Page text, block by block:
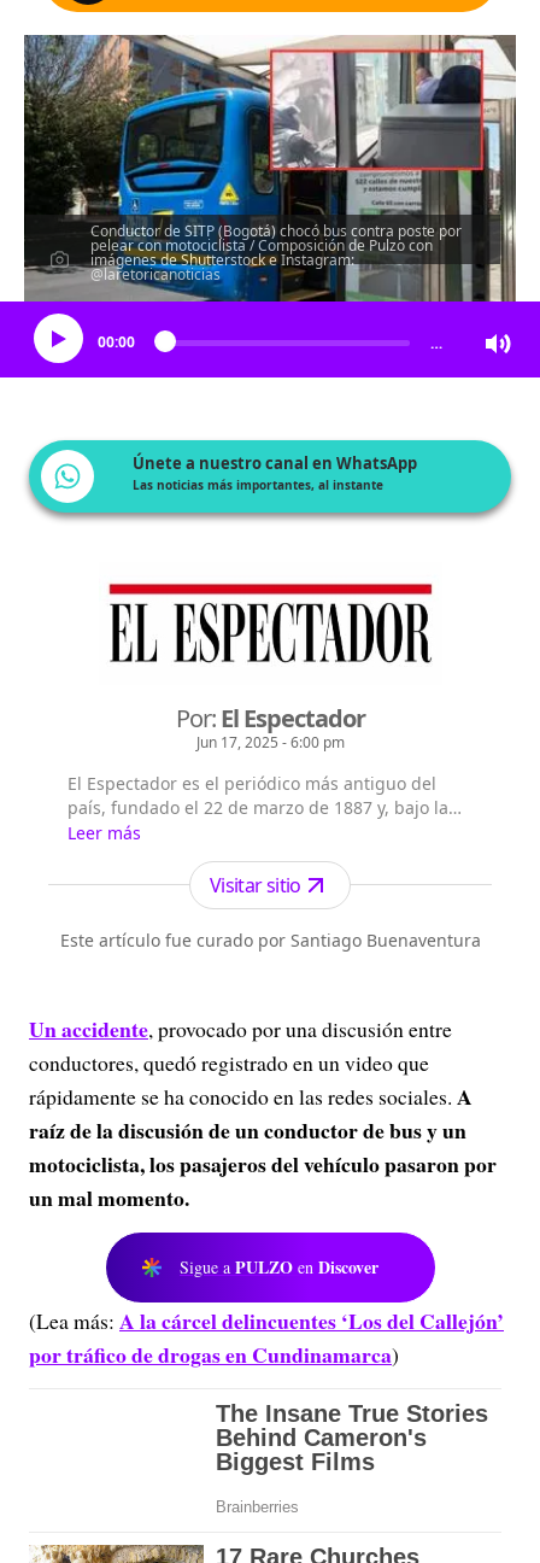
Conductor de SITP (Bogotá) chocó bus contra poste por
pelear con motociclista / Composición de Pulzo con
imágenes de Shutterstock e Instagram:
@laretoricanoticiasEscucha el artículo
00:00 …
Únete a nuestro canal en WhatsApp
Las noticias más importantes, al instante
Por:El Espectador
Jun 17, 2025 - 6:00 pm
El Espectador es el periódico más antiguo del
país, fundado el 22 de marzo de 1887 y, bajo la
dirección de Fidel Cano, es considerado uno de
los periódicos más serios y profesionales por su
independencia, credibilidad y objetividad.
Leer más
Visitar sitio
Este artículo fue curado por Santiago Buenaventura
Un accidente, provocado por una discusión entre
conductores, quedó registrado en un video que
rápidamente se ha conocido en las redes sociales. A
raíz de la discusión de un conductor de bus y un
motociclista, los pasajeros del vehículo pasaron por
un mal momento.
Sigue a PULZO en Discover
(Lea más: A la cárcel delincuentes ‘Los del Callejón’
por tráfico de drogas en Cundinamarca)